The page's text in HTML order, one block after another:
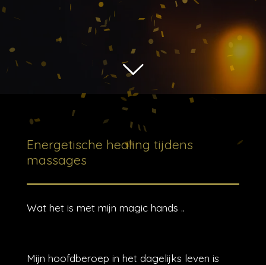
Energetische healing tijdens
massages
Wat het is met mijn magic hands ..
Mijn hoofdberoep in het dagelijks leven is